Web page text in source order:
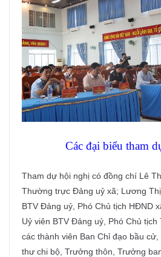
Các đại biểu tham
Tham dự hội nghị có đồng chí Lê
Thường trực Đảng uỷ xã; Lương
BTV Đảng uỷ, Phó Chủ tịch HĐND
Uỷ viên BTV Đảng uỷ, Phó Chủ
các thành viên Ban Chỉ đạo bầu
thư chi bộ, Trưởng thôn, Trưởng